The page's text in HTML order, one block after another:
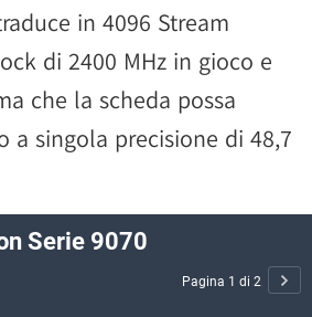
in 4096 Stream
di 2400 MHz in gioco e
che la scheda possa
a singola precisione di 48,7